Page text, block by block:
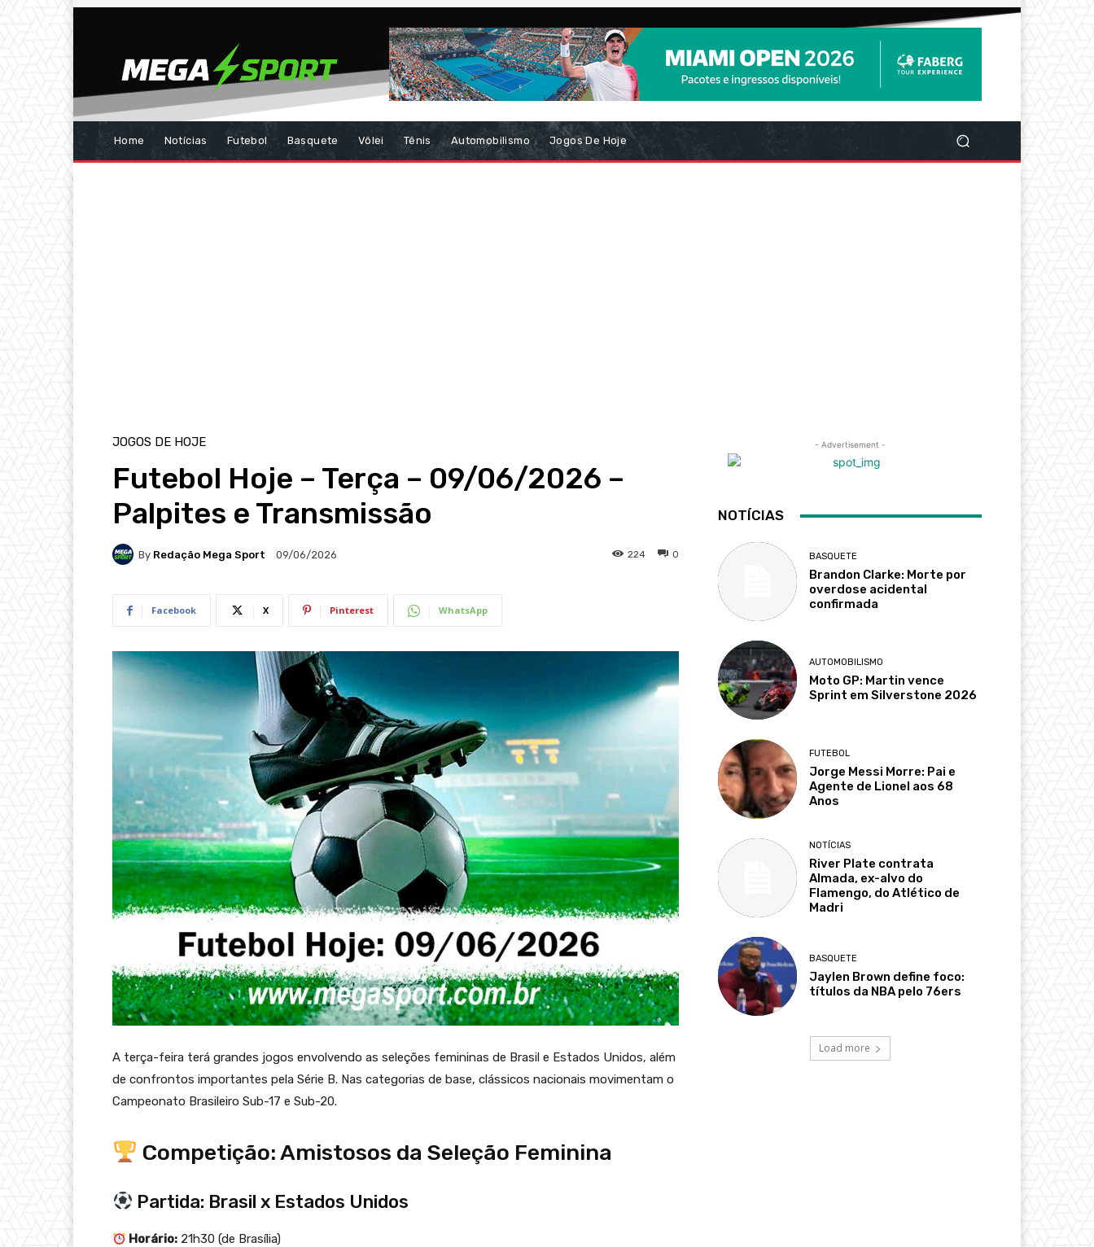
Home Notícias Futebol Basquete Vôlei Tênis Automobilismo Jogos De Hoje
JOGOS DE HOJE
Futebol Hoje – Terça – 09/06/2026 –
Palpites e Transmissão
By Redação Mega Sport 09/06/2026 0
224
Facebook X Pinterest WhatsApp
A terça-feira terá grandes jogos envolvendo as seleções femininas de Brasil e Estados Unidos, além
de confrontos importantes pela Série B. Nas categorias de base, clássicos nacionais movimentam o
Campeonato Brasileiro Sub-17 e Sub-20.
Competição: Amistosos da Seleção Feminina
Partida: Brasil x Estados Unidos
Horário: 21h30 (de Brasília)
- Advertisement -
NOTÍCIAS
BASQUETE
Brandon Clarke: Morte por
overdose acidental
confirmada
AUTOMOBILISMO
Moto GP: Martin vence
Sprint em Silverstone 2026
FUTEBOL
Jorge Messi Morre: Pai e
Agente de Lionel aos 68
Anos
NOTÍCIAS
River Plate contrata
Almada, ex-alvo do
Flamengo, do Atlético de
Madri
BASQUETE
Jaylen Brown define foco:
títulos da NBA pelo 76ers
Load more